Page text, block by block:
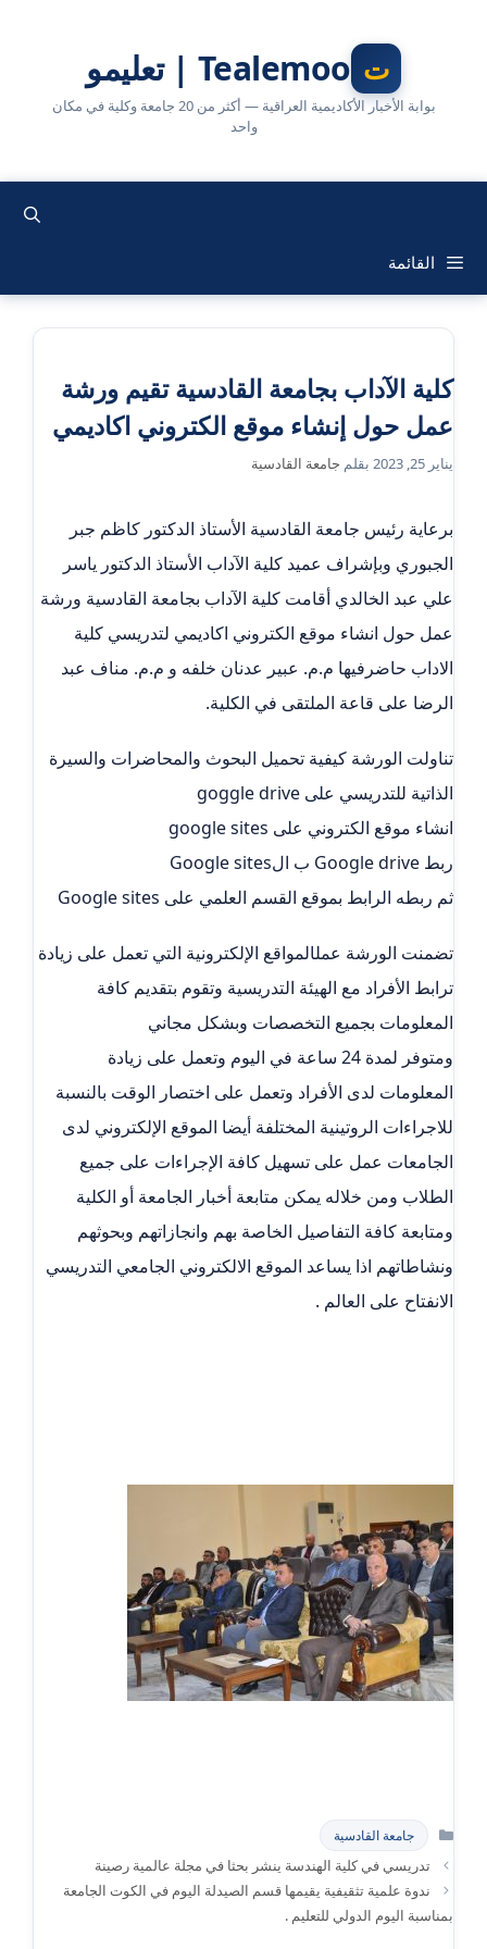
Tealemoo | تعليمو
بوابة الأخبار الأكاديمية العراقية — أكثر من 20 جامعة وكلية في مكان
واحد
القائمة
كلية الآداب بجامعة القادسية تقيم ورشة
عمل حول إنشاء موقع الكتروني اكاديمي
يناير 25, 2023 بقلم جامعة القادسية
برعاية رئيس جامعة القادسية الأستاذ الدكتور كاظم جبر
الجبوري وبإشراف عميد كلية الآداب الأستاذ الدكتور ياسر
علي عبد الخالدي أقامت كلية الآداب بجامعة القادسية ورشة
عمل حول انشاء موقع الكتروني اكاديمي لتدريسي كلية
الاداب حاضرفيها م.م. عبير عدنان خلفه و م.م. مناف عبد
الرضا على قاعة الملتقى في الكلية.
تناولت الورشة كيفية تحميل البحوث والمحاضرات والسيرة
الذاتية للتدريسي على goggle drive
انشاء موقع الكتروني على google sites
ربط Google drive ب الGoogle sites
ثم ربطه الرابط بموقع القسم العلمي على Google sites
تضمنت الورشة عمل‏المواقع الإلكترونية التي تعمل على زيادة
ترابط الأفراد مع الهيئة التدريسية وتقوم بتقديم كافة
المعلومات بجميع التخصصات وبشكل مجاني
ومتوفر لمدة 24 ساعة في اليوم وتعمل على زيادة
المعلومات لدى الأفراد وتعمل على اختصار الوقت بالنسبة
للاجراءات الروتينية المختلفة أيضا الموقع الإلكتروني لدى
الجامعات عمل على تسهيل كافة الإجراءات على جميع
الطلاب ومن خلاله يمكن متابعة أخبار الجامعة أو الكلية
ومتابعة كافة التفاصيل الخاصة بهم وانجازاتهم وبحوثهم
ونشاطاتهم اذا يساعد الموقع الالكتروني الجامعي التدريسي
الانفتاح على العالم .
التصنيفات
جامعة القادسية
تدريسي في كلية الهندسة ينشر بحثا في مجلة عالمية رصينة
ندوة علمية تثقيفية يقيمها قسم الصيدلة اليوم في الكوت الجامعة
بمناسبة اليوم الدولي للتعليم .